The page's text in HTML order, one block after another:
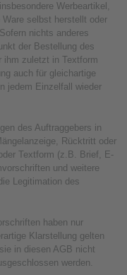
Werbeartikel,
selbst herstellt oder
nichts anderes
der Bestellung des
ihm zuletzt in Textform
auch für gleichartige
jedem Einzelfall wieder
des Auftraggebers in
Rücktritt oder
Textform (z.B. Brief, E-
und weitere
Legitimation des
haben nur
Klarstellung gelten
in diesen AGB nicht
werden.